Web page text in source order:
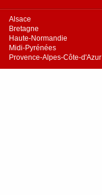
Alsace
Bretagne
Haute-Normandie
Midi-Pyrénées
Provence-Alpes-Côte-d'Azur